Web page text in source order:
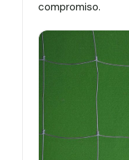
compromiso.